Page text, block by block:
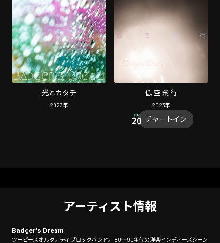
光とカタチ
2023年
低 空 飛 行
2023年
チャートイン
アーティスト情報
Badger's Dream
ツーピースオルタナティブロックバンド。 80〜90年代の洋楽インディーズシーン